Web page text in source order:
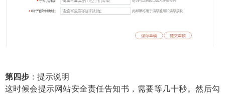
第四步 ：提示说明
这时候会提示网站安全责任告知书，需要等几十秒。然后勾